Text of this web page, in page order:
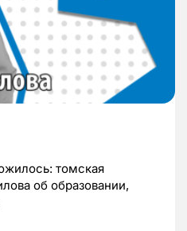
томская
об образовании,